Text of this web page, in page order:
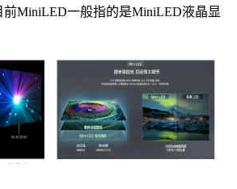
MiniLED一般指的是MiniLED液晶显